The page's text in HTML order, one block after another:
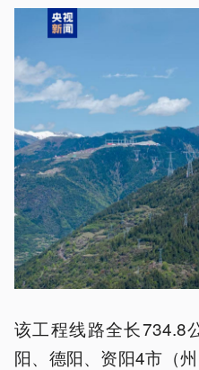
该工程线路全长734.8
阳、德阳、资阳4市（